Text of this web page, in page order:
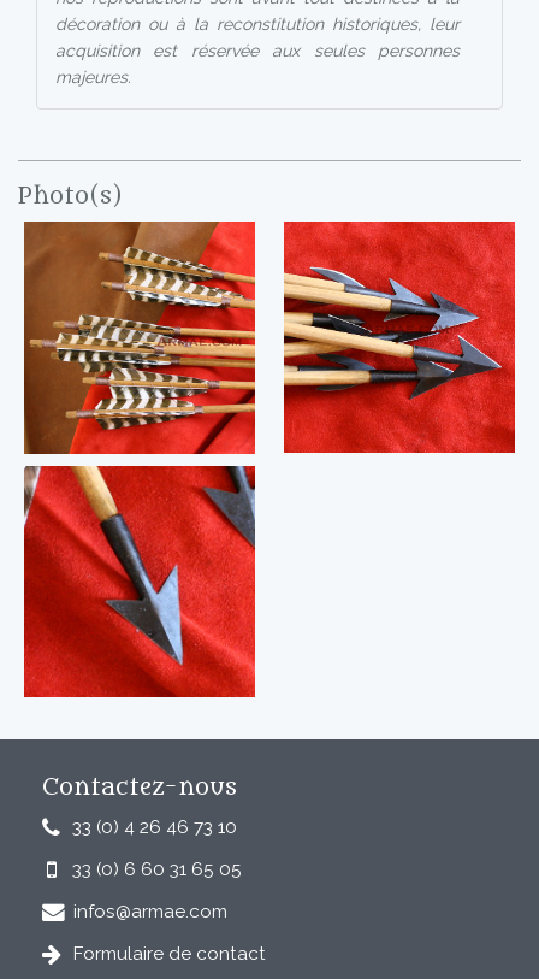
décoration ou à la reconstitution historiques, leur
acquisition est réservée aux seules personnes
majeures.
Photo(s)
Contactez-nous
33 (0) 4 26 46 73 10
33 (0) 6 60 31 65 05
infos@armae.com
Formulaire de contact